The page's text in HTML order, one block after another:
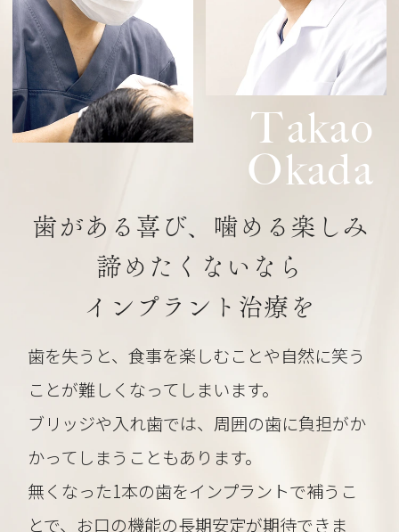
Takao
Okada
歯がある喜び、噛める楽しみ
諦めたくないなら
インプラント治療を
歯を失うと、食事を楽しむことや自然に笑う
ことが難しくなってしまいます。
ブリッジや入れ歯では、周囲の歯に負担がか
かってしまうこともあります。
無くなった1本の歯をインプラントで補うこ
とで、お口の機能の長期安定が期待できま